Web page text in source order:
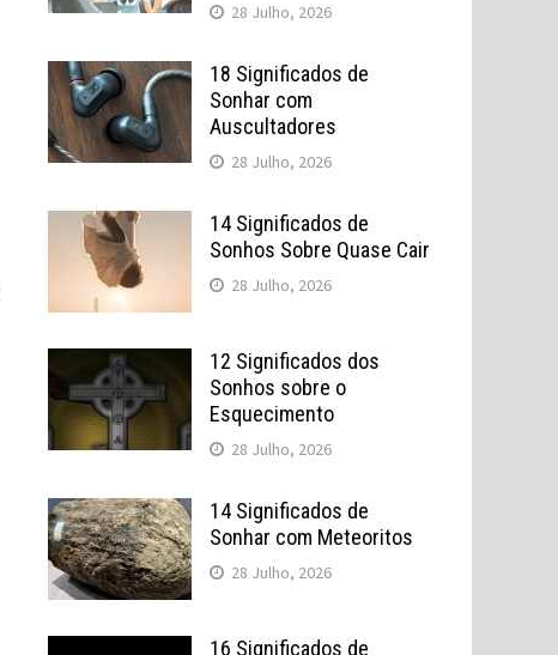
28 Julho, 2026
18 Significados de
Sonhar com
Auscultadores
28 Julho, 2026
14 Significados de
Sonhos Sobre Quase Cair
28 Julho, 2026
12 Significados dos
Sonhos sobre o
Esquecimento
28 Julho, 2026
14 Significados de
Sonhar com Meteoritos
28 Julho, 2026
16 Significados de